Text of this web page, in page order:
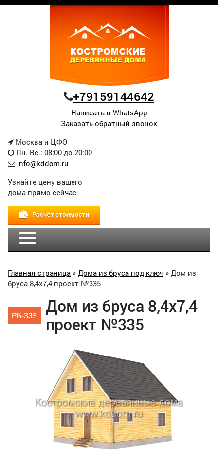
+79159144642
Написать в WhatsApp
Заказать обратный звонок
Москва и ЦФО
Пн.-Вс.: 08:00 до 20:00
info@kddom.ru
Узнайте цену вашего
дома прямо сейчас
Главная страница » Дома из бруса под ключ » Дом из
бруса 8,4х7,4 проект №335
РБ-335
Дом из бруса 8,4х7,4
проект №335